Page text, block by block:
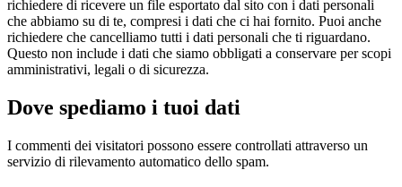
richiedere di ricevere un file esportato dal sito con i dati personali
che abbiamo su di te, compresi i dati che ci hai fornito. Puoi anche
richiedere che cancelliamo tutti i dati personali che ti riguardano.
Questo non include i dati che siamo obbligati a conservare per scopi
amministrativi, legali o di sicurezza.
Dove spediamo i tuoi dati
I commenti dei visitatori possono essere controllati attraverso un
servizio di rilevamento automatico dello spam.